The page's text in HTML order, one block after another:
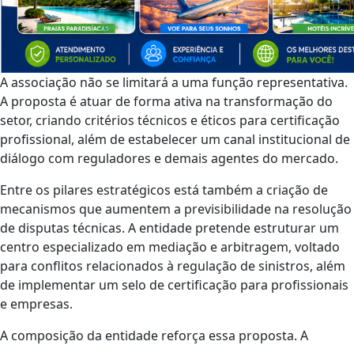
A associação não se limitará a uma função representativa.
A proposta é atuar de forma ativa na transformação do
setor, criando critérios técnicos e éticos para certificação
profissional, além de estabelecer um canal institucional de
diálogo com reguladores e demais agentes do mercado.
Entre os pilares estratégicos está também a criação de
mecanismos que aumentem a previsibilidade na resolução
de disputas técnicas. A entidade pretende estruturar um
centro especializado em mediação e arbitragem, voltado
para conflitos relacionados à regulação de sinistros, além
de implementar um selo de certificação para profissionais
e empresas.
A composição da entidade reforça essa proposta. A